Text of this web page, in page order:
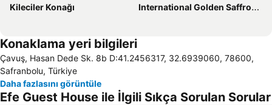
Kileciler Konağı
International Golden Saffron Documentary Film Festival
Konaklama yeri bilgileri
Çavuş, Hasan Dede Sk. 8b D:41.2456317, 32.6939060, 78600,
Safranbolu, Türkiye
Daha fazlasını görüntüle
Efe Guest House ile İlgili Sıkça Sorulan Sorular